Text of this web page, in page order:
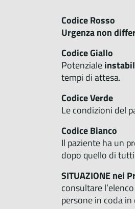
Codice Rosso
Urgenza non
Codice Giallo
Potenziale
tempi di attesa.
Codice Verde
Le condizioni del
Codice Bianco
Il paziente ha un
dopo quello di
SITUAZIONE nei
consultare
persone in coda